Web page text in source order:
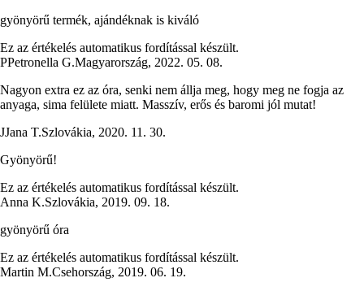
gyönyörű termék, ajándéknak is kiváló
Ez az értékelés automatikus fordítással készült.
PPetronella G.Magyarország, 2022. 05. 08.
Nagyon extra ez az óra, senki nem állja meg, hogy meg ne fogja az
anyaga, sima felülete miatt. Masszív, erős és baromi jól mutat!
JJana T.Szlovákia, 2020. 11. 30.
Gyönyörű!
Ez az értékelés automatikus fordítással készült.
Anna K.Szlovákia, 2019. 09. 18.
gyönyörű óra
Ez az értékelés automatikus fordítással készült.
Martin M.Csehország, 2019. 06. 19.